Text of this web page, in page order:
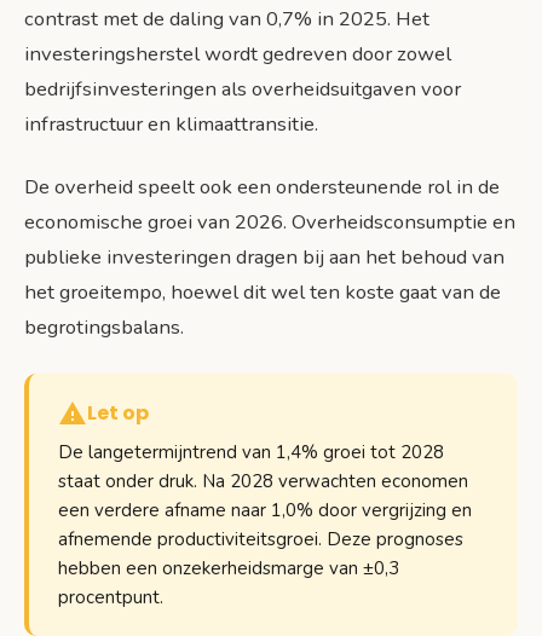
contrast met de daling van 0,7% in 2025. Het
investeringsherstel wordt gedreven door zowel
bedrijfsinvesteringen als overheidsuitgaven voor
infrastructuur en klimaattransitie.
De overheid speelt ook een ondersteunende rol in de
economische groei van 2026. Overheidsconsumptie en
publieke investeringen dragen bij aan het behoud van
het groeitempo, hoewel dit wel ten koste gaat van de
begrotingsbalans.
Let op
De langetermijntrend van 1,4% groei tot 2028
staat onder druk. Na 2028 verwachten economen
een verdere afname naar 1,0% door vergrijzing en
afnemende productiviteitsgroei. Deze prognoses
hebben een onzekerheidsmarge van ±0,3
procentpunt.